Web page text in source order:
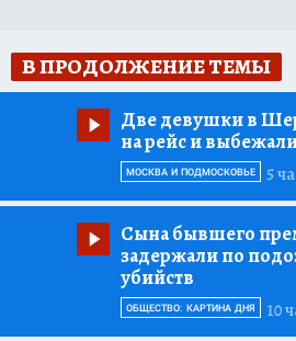
В ПРОДОЛЖЕНИЕ ТЕМЫ
Две девушки в
на рейс и
5
МОСКВА И ПОДМОСКОВЬЕ
Сына бывшего
задержали по
убийств
10
ОБЩЕСТВО: КАРТИНА ДНЯ